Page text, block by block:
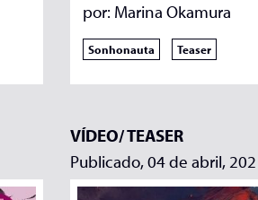
por: Marina Okamura
Sonhonauta Teaser
VÍDEO/TEASER
Publicado, 04 de abril,